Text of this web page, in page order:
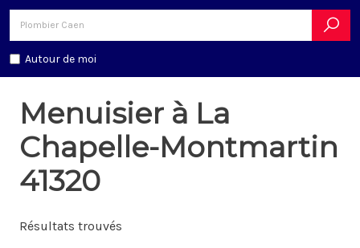
Autour de moi
Menuisier à La
Chapelle-Montmartin
41320
Résultats trouvés